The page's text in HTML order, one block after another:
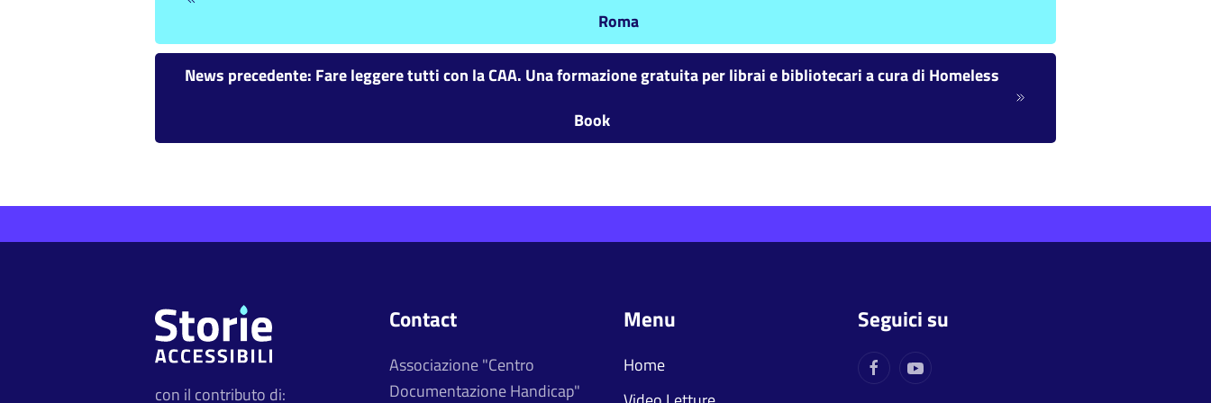
Roma
News precedente: Fare leggere tutti con la CAA. Una formazione gratuita per librai e bibliotecari a cura di Homeless
Book
con il contributo di:
Contact
Associazione "Centro
Documentazione Handicap"
Menu
Home
Seguici su